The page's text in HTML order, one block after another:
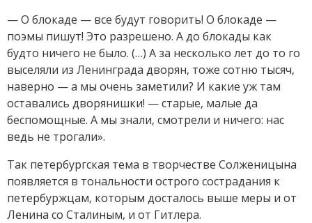
— О блокаде — все будут говорить! О блокаде —
поэмы пишут! Это разрешено. А до блокады как
будто ничего не было. (…) А за несколько лет до то го
выселяли из Ленинграда дворян, тоже сотню тысяч,
наверно — а мы очень заметили? И какие уж там
оставались дворянишки! — старые, малые да
беспомощные. А мы знали, смотрели и ничего: нас
ведь не трогали».
Так петербургская тема в творчестве Солженицына
появляется в тональности острого сострадания к
петербуржцам, которым досталось выше меры и от
Ленина со Сталиным, и от Гитлера.